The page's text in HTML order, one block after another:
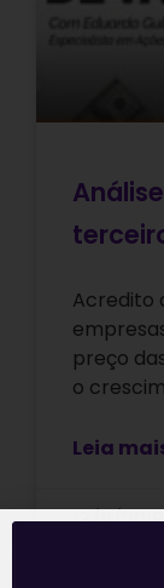
Acredito
preço
o
Leia
13/11/2019